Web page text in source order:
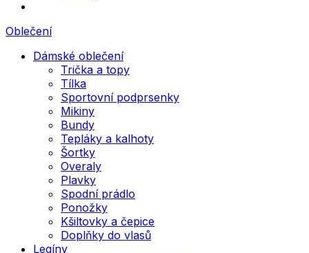
Oblečení
Dámské oblečení
Trička a topy
Tílka
Sportovní podprsenky
Mikiny
Bundy
Tepláky a kalhoty
Šortky
Overaly
Plavky
Spodní prádlo
Ponožky
Kšiltovky a čepice
Doplňky do vlasů
Legíny